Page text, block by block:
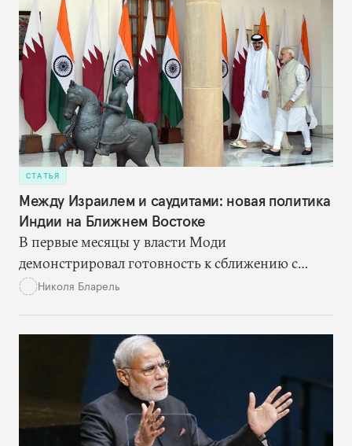
в международной политической системе.
СТАТЬЯ
Между Израилем и саудитами: новая политика
Индии на Ближнем Востоке
В первые месяцы у власти Моди
демонстрировал готовность к сближению с
Израилем. Но теперь, похоже, он несколько
области безопасности больше зависят от
сотрудничества со странами Залива
Николя Бларель